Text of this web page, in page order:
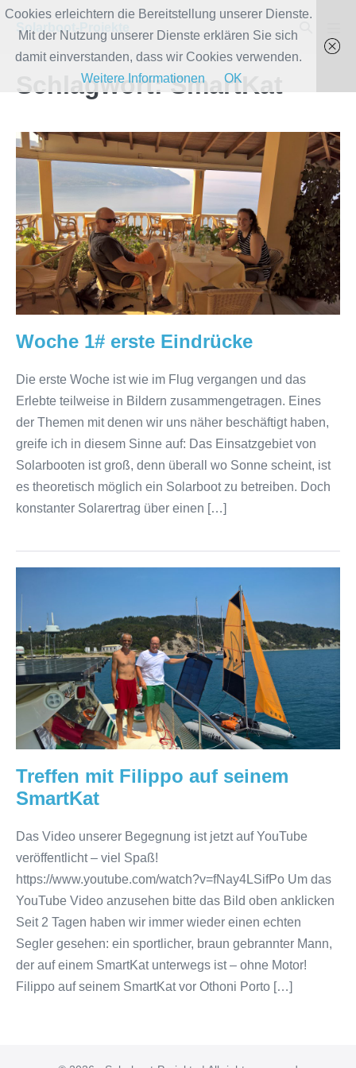
Zum
Inhalt
springen
Solarboot-Projekte
Schalter
Schlagwort:SmartKat
Woche
1#
erste
Eindrücke
Woche 1# erste Eindrücke
Die erste Woche ist wie im Flug vergangen und das
Erlebte teilweise in Bildern zusammengetragen. Eines
der Themen mit denen wir uns näher beschäftigt haben,
greife ich in diesem Sinne auf: Das Einsatzgebiet von
Solarbooten ist groß, denn überall wo Sonne scheint, ist
es theoretisch möglich ein Solarboot zu betreiben. Doch
konstanter Solarertrag über einen […]
mit
Filippo
auf
seinem
SmartKat
Treffen mit Filippo auf seinem
SmartKat
Das Video unserer Begegnung ist jetzt auf YouTube
veröffentlicht – viel Spaß!
https://www.youtube.com/watch?v=fNay4LSifPo Um das
YouTube Video anzusehen bitte das Bild oben anklicken
Seit 2 Tagen haben wir immer wieder einen echten
Segler gesehen: ein sportlicher, braun gebrannter Mann,
der auf einem SmartKat unterwegs ist – ohne Motor!
Filippo auf seinem SmartKat vor Othoni Porto […]
Cookies erleichtern die Bereitstellung unserer Dienste.
Mit der Nutzung unserer Dienste erklären Sie sich
damit einverstanden, dass wir Cookies verwenden.
Weitere Informationen
OK